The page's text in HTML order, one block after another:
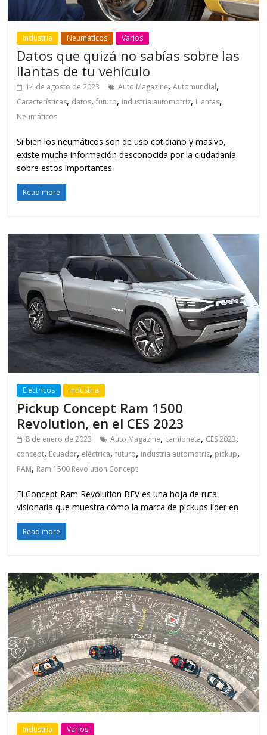
Industria Neumáticos Varios
Datos que quizá no sabías sobre las
llantas de tu vehículo
14 de agosto de 2023 Auto Magazine,Automundial,
Características, datos,futuro, industria automotriz, Llantas,
Neumáticos
Si bien los neumáticos son de uso cotidiano y masivo,
existe mucha información desconocida por la ciudadanía
sobre estos importantes
Read more
Eléctricos Industria
Pickup Concept Ram 1500
Revolution, en el CES 2023
8 de enero de 2023 Auto Magazine, camioneta, CES 2023,
concept, Ecuador, eléctrica,futuro, industria automotriz, pickup,
RAM, Ram 1500 Revolution Concept
El Concept Ram Revolution BEV es una hoja de ruta
visionaria que muestra cómo la marca de pickups líder en
Read more
Industria Varios